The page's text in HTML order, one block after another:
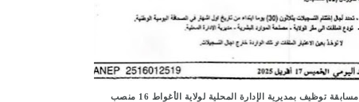
مسابقة توظيف بمديرية الإدارة المحلية لولاية الأغواط 16 منصب